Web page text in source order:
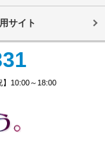
サイト
10:00～18:00